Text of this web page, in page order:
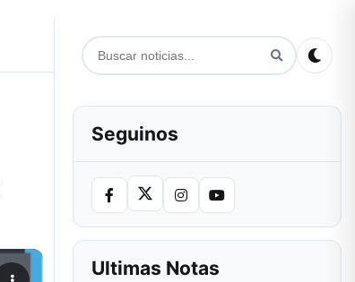
Seguinos
Ultimas Notas